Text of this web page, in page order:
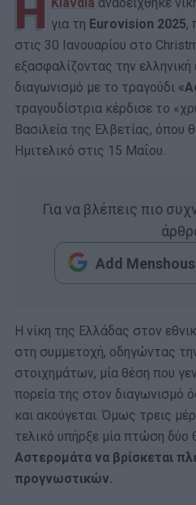
Η για τη Eurovision 2025,
στις 30 Ιανουαρίου στο
εξασφαλίζοντας την
διαγωνισμό με το τραγούδι
τραγουδίστρια κέρδισε το
Βασιλεία της Ελβετίας, όπου
Ημιτελικό στις 15 Μαΐου.
Για να βλέπεις πιο
Add
Η νίκη της Ελλάδας στον
στη συμμετοχή, οδηγώντας
στοιχημάτων, μία θέση που
πορεία της στον διαγωνισμό
και ακούγεται. Όμως τρεις
τελικό υπήρξε μία πτώση δύο
Αστερομάτα να βρίσκεται
προγνωστικών.